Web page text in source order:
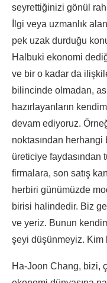
seyrettiğinizi gönül
İlgi veya uzmanlık
pek uzak durduğu
Halbuki ekonomi
ve bir o kadar da
bilincinde olmadan,
hazırlayanların
devam ediyoruz.
noktasından herhangi
üreticiye faydasından
firmalara, son satış
herbiri günümüzde
birisi halindedir. Biz
ve yeriz. Bunun
şeyi düşünmeyiz. Kim
Ha-Joon Chang, bizi,